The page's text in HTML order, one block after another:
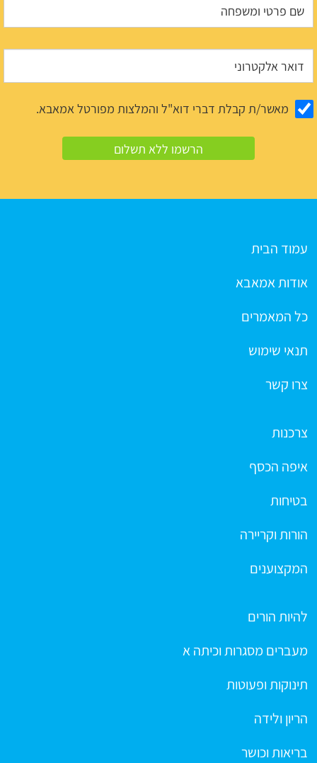
מאשר/ת קבלת דברי דוא"ל והמלצות מפורטל אמאבא.
עמוד הבית
אודות אמאבא
כל המאמרים
תנאי שימוש
צרו קשר
צרכנות
איפה הכסף
בטיחות
הורות וקריירה
המקצוענים
להיות הורים
מעברים מסגרות וכיתה א
תינוקות ופעוטות
הריון ולידה
בריאות וכושר